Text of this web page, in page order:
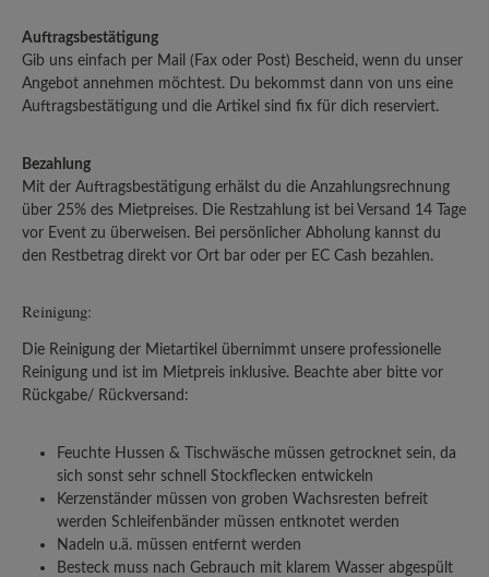
Auftragsbestätigung
Gib uns einfach per Mail (Fax oder Post) Bescheid, wenn du unser
Angebot annehmen möchtest. Du bekommst dann von uns eine
Auftragsbestätigung und die Artikel sind fix für dich reserviert.
Bezahlung
Mit der Auftragsbestätigung erhälst du die Anzahlungsrechnung
über 25% des Mietpreises. Die Restzahlung ist bei Versand 14 Tage
vor Event zu überweisen. Bei persönlicher Abholung kannst du
den Restbetrag direkt vor Ort bar oder per EC Cash bezahlen.
Reinigung:
Die Reinigung der Mietartikel übernimmt unsere professionelle
Reinigung und ist im Mietpreis inklusive. Beachte aber bitte vor
Rückgabe/ Rückversand:
Feuchte Hussen & Tischwäsche müssen getrocknet sein, da
sich sonst sehr schnell Stockflecken entwickeln
Kerzenständer müssen von groben Wachsresten befreit
werden Schleifenbänder müssen entknotet werden
Nadeln u.ä. müssen entfernt werden
Besteck muss nach Gebrauch mit klarem Wasser abgespült